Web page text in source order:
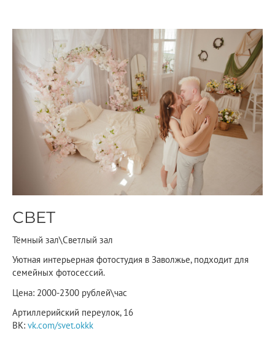
СВЕТ
Тёмный зал\Светлый зал
Уютная интерьерная фотостудия в Заволжье, подходит для
семейных фотосессий.
Цена: 2000-2300 рублей\час
Артиллерийский переулок, 16
ВК: vk.com/svet.okkk